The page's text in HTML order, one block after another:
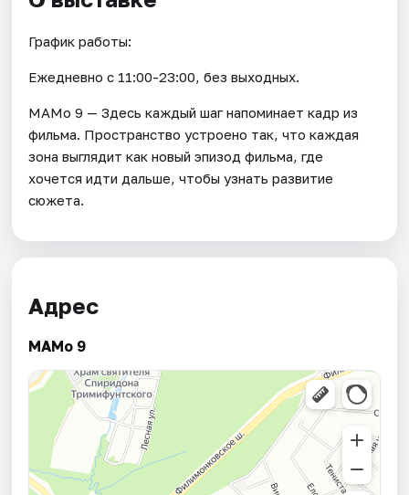
График работы:
Ежедневно с 11:00-23:00, без выходных.
МАМо 9 — Здесь каждый шаг напоминает кадр из
фильма. Пространство устроено так, что каждая
зона выглядит как новый эпизод фильма, где
хочется идти дальше, чтобы узнать развитие
сюжета.
Адрес
МАМо 9